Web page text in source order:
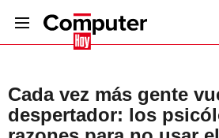
Cada vez más gente
despertador: los